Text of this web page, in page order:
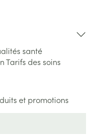
santé
Tarifs des soins
et promotions